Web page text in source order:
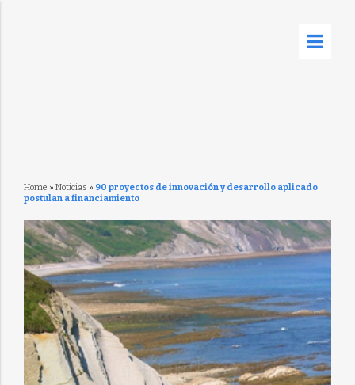
Home » Noticias » 90 proyectos de innovación y desarrollo aplicado
postulan a financiamiento